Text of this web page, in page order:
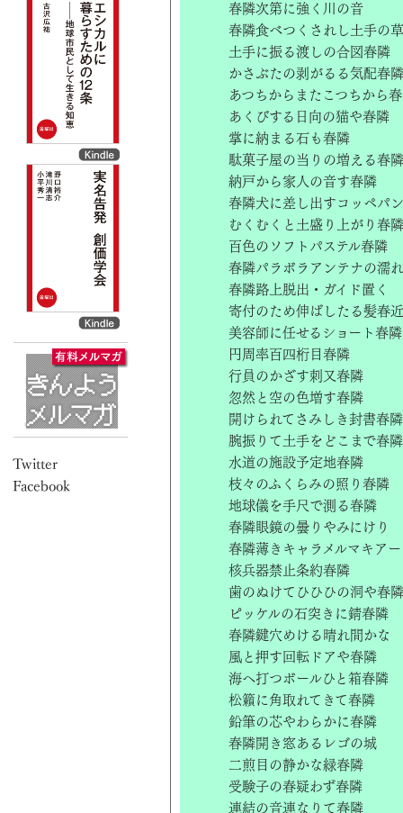
春隣次第に強く川の音
春隣食べつくされし土手の草
土手に振る渡しの合図春隣
かさぶたの剥がるる気配春隣
あつちからまたこつちから
あくびする日向の猫や春隣
掌に納まる石も春隣
駄菓子屋の当りの増える春隣
納戸から家人の音す春隣
春隣犬に差し出すコッペパン
むくむくと土盛り上がり春隣
百色のソフトパステル春隣
春隣パラボラアンテナの濡
春隣路上脱出・ガイド置く
寄付のため伸ばしたる髪春
美容師に任せるショート春隣
円周率百四桁目春隣
行員のかざす刺又春隣
忽然と空の色増す春隣
開けられてさみしき封書春隣
腕振りて土手をどこまで春隣
水道の施設予定地春隣
枝々のふくらみの照り春隣
地球儀を手尺で測る春隣
春隣眼鏡の曇りやみにけり
春隣薄きキャラメルマキア
核兵器禁止条約春隣
歯のぬけてひひひの洞や春隣
ピッケルの石突きに錆春隣
春隣鍵穴めける晴れ間かな
風と押す回転ドアや春隣
海へ打つボールひと箱春隣
松籟に角取れてきて春隣
鉛筆の芯やわらかに春隣
春隣開き窓あるレゴの城
二煎目の静かな緑春隣
受験子の春疑わず春隣
連結の音連なりて春隣